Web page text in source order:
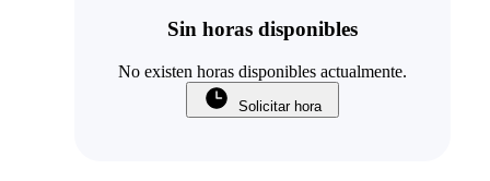
Sin horas disponibles
No existen horas disponibles actualmente.
Solicitar hora